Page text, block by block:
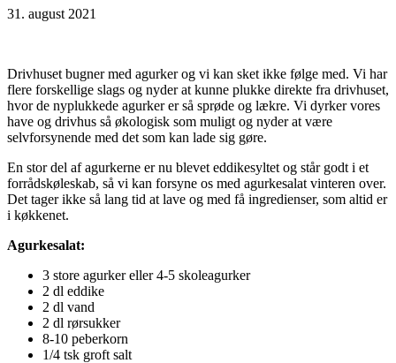
31. august 2021
Drivhuset bugner med agurker og vi kan sket ikke følge med. Vi har
flere forskellige slags og nyder at kunne plukke direkte fra drivhuset,
hvor de nyplukkede agurker er så sprøde og lækre. Vi dyrker vores
have og drivhus så økologisk som muligt og nyder at være
selvforsynende med det som kan lade sig gøre.
En stor del af agurkerne er nu blevet eddikesyltet og står godt i et
forrådskøleskab, så vi kan forsyne os med agurkesalat vinteren over.
Det tager ikke så lang tid at lave og med få ingredienser, som altid er
i køkkenet.
Agurkesalat:
3 store agurker eller 4-5 skoleagurker
2 dl eddike
2 dl vand
2 dl rørsukker
8-10 peberkorn
1/4 tsk groft salt